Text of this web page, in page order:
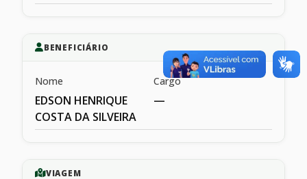
BENEFICIÁRIO
Nome
EDSON HENRIQUE
COSTA DA SILVEIRA
Cargo
—
VIAGEM